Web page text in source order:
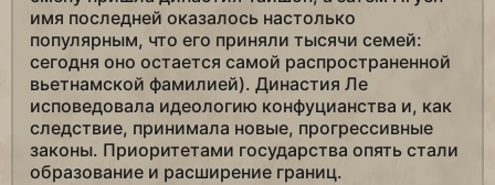
имя последней оказалось настолько
популярным, что его приняли тысячи семей:
сегодня оно остается самой распространенной
вьетнамской фамилией). Династия Ле
исповедовала идеологию конфуцианства и, как
следствие, принимала новые, прогрессивные
законы. Приоритетами государства опять стали
образование и расширение границ.